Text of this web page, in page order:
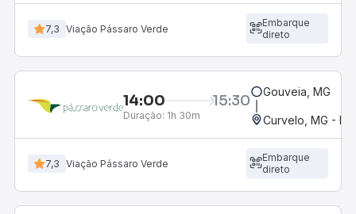
7,3 Viação Pássaro Verde
Embarque
direto
14:00 15:30
Duração: 1h 30m
Gouveia, MG
Curvelo, MG -
7,3 Viação Pássaro Verde
Embarque
direto